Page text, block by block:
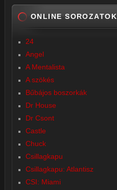
ONLINE SOROZATOK
24
Angel
A Mentalista
A szökés
Bűbájos boszorkák
Dr House
Dr Csont
Castle
Chuck
Csillagkapu
Csillagkapu: Atlantisz
CSI: Miami